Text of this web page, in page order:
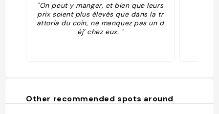
"On peut y manger, et bien que leurs
prix soient plus élevés que dans la tr
attoria du coin, ne manquez pas un d
éj’ chez eux. "
Other recommended spots around